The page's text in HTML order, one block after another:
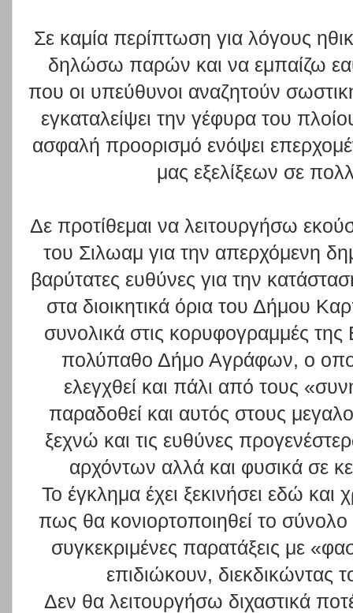
Σε καμία περίπτωση για λόγους
δηλώσω παρών και να εμπαίζω
που οι υπεύθυνοι αναζητούν
εγκαταλείψει την γέφυρα του
ασφαλή προορισμό ενόψει
μας εξελίξεων σε
Δε προτίθεμαι να λειτουργήσω
του Σιλωαμ για την απερχόμενη
βαρύτατες ευθύνες για την
στα διοικητικά όρια του Δήμου
συνολικά στις κορυφογραμμές της
πολύπαθο Δήμο Αγράφων, ο
ελεγχθεί και πάλι από τους
παραδοθεί και αυτός στους
ξεχνώ και τις ευθύνες
αρχόντων αλλά και φυσικά σε
Το έγκλημα έχει ξεκινήσει εδώ και
πως θα κονιορτοποιηθεί το
συγκεκριμένες παρατάξεις με
επιδιώκουν, διεκδικώντας
Δεν θα λειτουργήσω διχαστικά